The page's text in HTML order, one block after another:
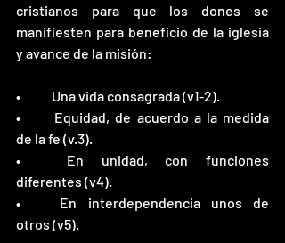
cristianos para que los dones se
manifiesten para beneficio de la iglesia
y avance de la misión:
•	Una vida consagrada (v1-2).
•	Equidad, de acuerdo a la medida
de la fe (v.3).
•	En unidad, con funciones
diferentes (v4).
•	En interdependencia unos de
otros (v5).